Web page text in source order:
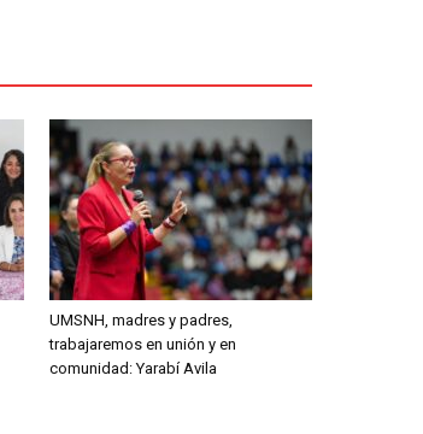
UMSNH, madres y padres,
trabajaremos en unión y en
comunidad: Yarabí Avila